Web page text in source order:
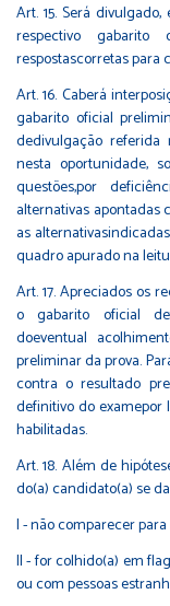
Art. 15. Será
respectivo
respostascorretas para
Art. 16. Caberá
gabarito oficial
dedivulgação
nesta oportunidade,
questões,por
alternativas
as
quadro apurado na
Art. 17. Apreciados os
o gabarito oficial
doeventual
preliminar da prova.
contra o resultado
definitivo do examepor
habilitadas.
Art. 18. Além de
do(a) candidato(a) se
I - não comparecer
II - for colhido(a) em
ou com pessoas